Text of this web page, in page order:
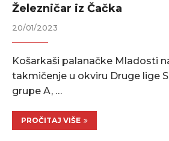
Železničar iz Čačka
20/01/2023
Košarkaši palanačke Mladosti
takmičenje u okviru Druge lige
grupe A, …
PROČITAJ VIŠE